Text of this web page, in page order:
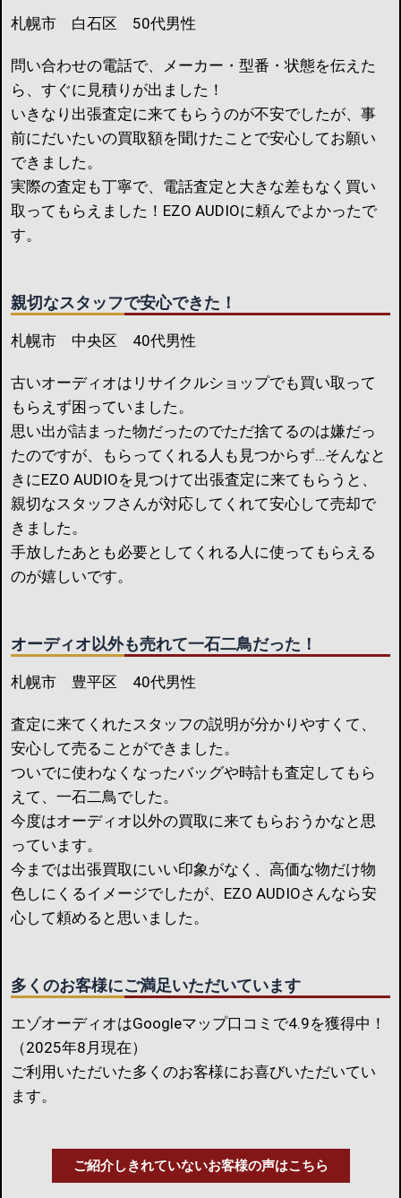
札幌市 白石区 50代男性
問い合わせの電話で、メーカー・型番・状態を伝えた
ら、すぐに見積りが出ました！
いきなり出張査定に来てもらうのが不安でしたが、事
前にだいたいの買取額を聞けたことで安心してお願い
できました。
実際の査定も丁寧で、電話査定と大きな差もなく買い
取ってもらえました！EZO AUDIOに頼んでよかったで
す。
親切なスタッフで安心できた！
札幌市 中央区 40代男性
古いオーディオはリサイクルショップでも買い取って
もらえず困っていました。
思い出が詰まった物だったのでただ捨てるのは嫌だっ
たのですが、もらってくれる人も見つからず…そんなと
きにEZO AUDIOを見つけて出張査定に来てもらうと、
親切なスタッフさんが対応してくれて安心して売却で
きました。
手放したあとも必要としてくれる人に使ってもらえる
のが嬉しいです。
オーディオ以外も売れて一石二鳥だった！
札幌市 豊平区 40代男性
査定に来てくれたスタッフの説明が分かりやすくて、
安心して売ることができました。
ついでに使わなくなったバッグや時計も査定してもら
えて、一石二鳥でした。
今度はオーディオ以外の買取に来てもらおうかなと思
っています。
今までは出張買取にいい印象がなく、高価な物だけ物
色しにくるイメージでしたが、EZO AUDIOさんなら安
心して頼めると思いました。
多くのお客様にご満足いただいています
エゾオーディオはGoogleマップ口コミで4.9を獲得中！
（2025年8月現在）
ご利用いただいた多くのお客様にお喜びいただいてい
ます。
ご紹介しきれていないお客様の声はこちら